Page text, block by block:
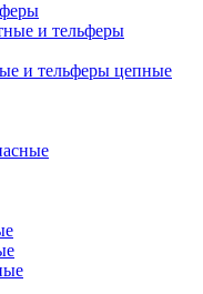
и тельферы
и тельферы цепные